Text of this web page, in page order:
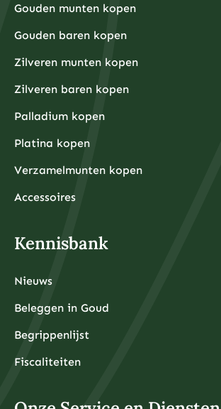
Gouden munten kopen
Gouden baren kopen
Zilveren munten kopen
Zilveren baren kopen
Palladium kopen
Platina kopen
Verzamelmunten kopen
Accessoires
Kennisbank
Nieuws
Beleggen in Goud
Begrippenlijst
Fiscaliteiten